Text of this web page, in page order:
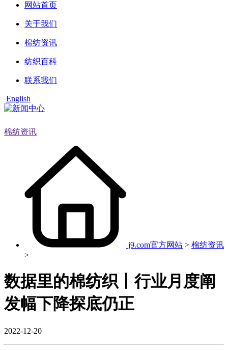
网站首页
关于我们
棉纺资讯
纺织百科
联系我们
English
棉纺资讯
j9.com官方网站 > 棉纺资讯
>
数据里的棉纺织丨行业月度阐
发幅下降探底仍正
2022-12-20